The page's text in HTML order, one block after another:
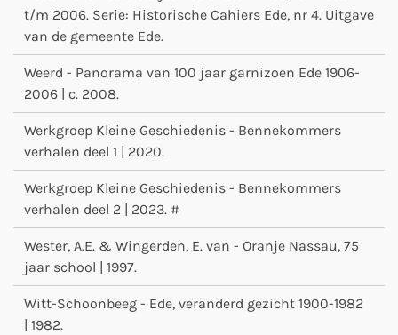
t/m 2006. Serie: Historische Cahiers Ede, nr 4. Uitgave
van de gemeente Ede.
Weerd - Panorama van 100 jaar garnizoen Ede 1906-
2006 | c. 2008.
Werkgroep Kleine Geschiedenis - Bennekommers
verhalen deel 1 | 2020.
Werkgroep Kleine Geschiedenis - Bennekommers
verhalen deel 2 | 2023. #
Wester, A.E. & Wingerden, E. van - Oranje Nassau, 75
jaar school | 1997.
Witt-Schoonbeeg - Ede, veranderd gezicht 1900-1982
| 1982.